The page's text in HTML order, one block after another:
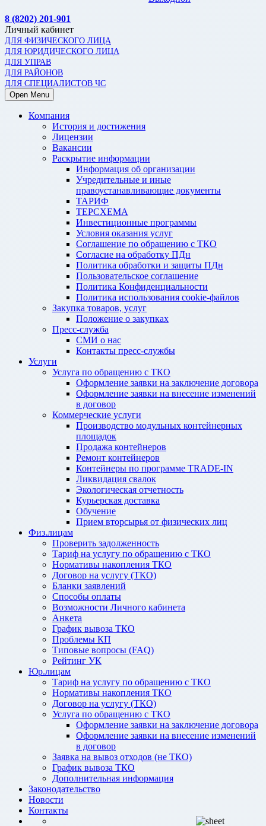
8 (8202) 201-901
Личный кабинет
ДЛЯ ФИЗИЧЕСКОГО ЛИЦА
ДЛЯ ЮРИДИЧЕСКОГО ЛИЦА
ДЛЯ УПРАВ
ДЛЯ РАЙОНОВ
ДЛЯ СПЕЦИАЛИСТОВ ЧС
Open Menu
Компания
История и достижения
Лицензии
Вакансии
Раскрытие информации
Информация об организации
Учредительные и иные
правоустанавливающие документы
ТАРИФ
ТЕРСХЕМА
Инвестиционные программы
Условия оказания услуг
Соглашение по обращению с ТКО
Согласие на обработку ПДн
Политика обработки и защиты ПДн
Пользовательское соглашение
Политика Конфиденциальности
Политика использования cookie-файлов
Закупка товаров, услуг
Положение о закупках
Пресс-служба
СМИ о нас
Контакты пресс-службы
Услуги
Услуга по обращению с ТКО
Оформление заявки на заключение договора
Оформление заявки на внесение изменений
в договор
Коммерческие услуги
Производство модульных контейнерных
площадок
Продажа контейнеров
Ремонт контейнеров
Контейнеры по программе TRADE-IN
Ликвидация свалок
Экологическая отчетность
Курьерская доставка
Обучение
Прием вторсырья от физических лиц
Физ.лицам
Проверить задолженность
Тариф на услугу по обращению с ТКО
Нормативы накопления ТКО
Договор на услугу (ТКО)
Бланки заявлений
Способы оплаты
Возможности Личного кабинета
Анкета
График вывоза ТКО
Проблемы КП
Типовые вопросы (FAQ)
Рейтинг УК
Юр.лицам
Тариф на услугу по обращению с ТКО
Нормативы накопления ТКО
Договор на услугу (ТКО)
Услуга по обращению с ТКО
Оформление заявки на заключение договора
Оформление заявки на внесение изменений
в договор
Заявка на вывоз отходов (не ТКО)
График вывоза ТКО
Дополнительная информация
Законодательство
Новости
Контакты